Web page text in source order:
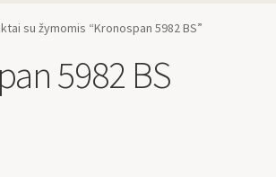
su žymomis “Kronospan 5982 BS”
5982 BS